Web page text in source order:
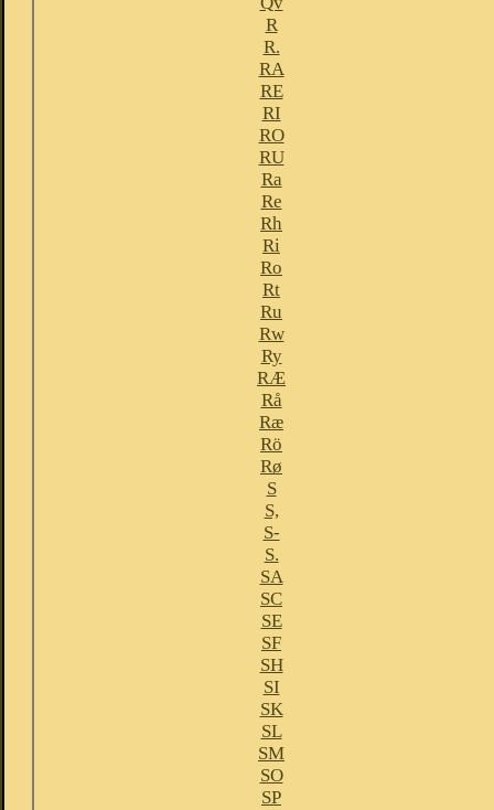
R
R.
RA
RE
RI
RO
RU
Ra
Re
Rh
Ri
Ro
Rt
Ru
Rw
Ry
RÆ
Rå
Ræ
Rö
Rø
S
S,
S-
S.
SA
SC
SE
SF
SH
SI
SK
SL
SM
SO
SP